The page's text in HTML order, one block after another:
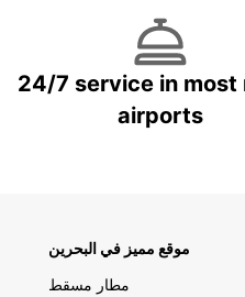
24/7 service in most
airports
موقع مميز في البحرين
مطار مسقط